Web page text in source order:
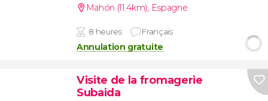
Mahón (11.4km), Espagne
8 heures Français
Annulation gratuite
Visite de la fromagerie
Subaida